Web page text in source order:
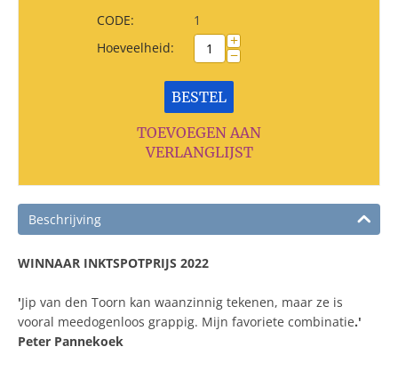
CODE:
1
Hoeveelheid:
+
−
BESTEL
TOEVOEGEN AAN
VERLANGLIJST
Beschrijving
WINNAAR INKTSPOTPRIJS 2022
'Jip van den Toorn kan waanzinnig tekenen, maar ze is
vooral meedogenloos grappig. Mijn favoriete combinatie.'
Peter Pannekoek